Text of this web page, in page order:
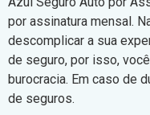
por assinatura mensal.
descomplicar a sua
de seguro, por isso,
burocracia. Em caso de
de seguros.